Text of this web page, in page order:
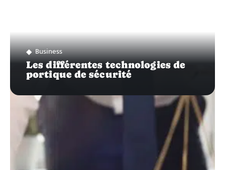
Business
Les différentes technologies de
portique de sécurité